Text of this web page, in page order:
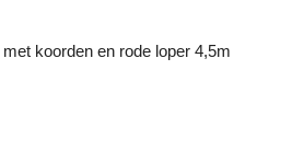
koorden en rode loper 4,5m